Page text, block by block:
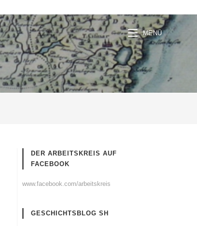
MENÜ
DER ARBEITSKREIS AUF
FACEBOOK
www.facebook.com/arbeitskreis
GESCHICHTSBLOG SH